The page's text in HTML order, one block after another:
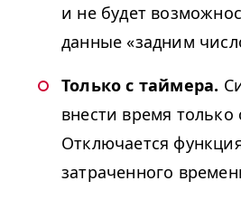
и не будет
данные «задним
Только с таймера.
внести время только
Отключается
затраченного